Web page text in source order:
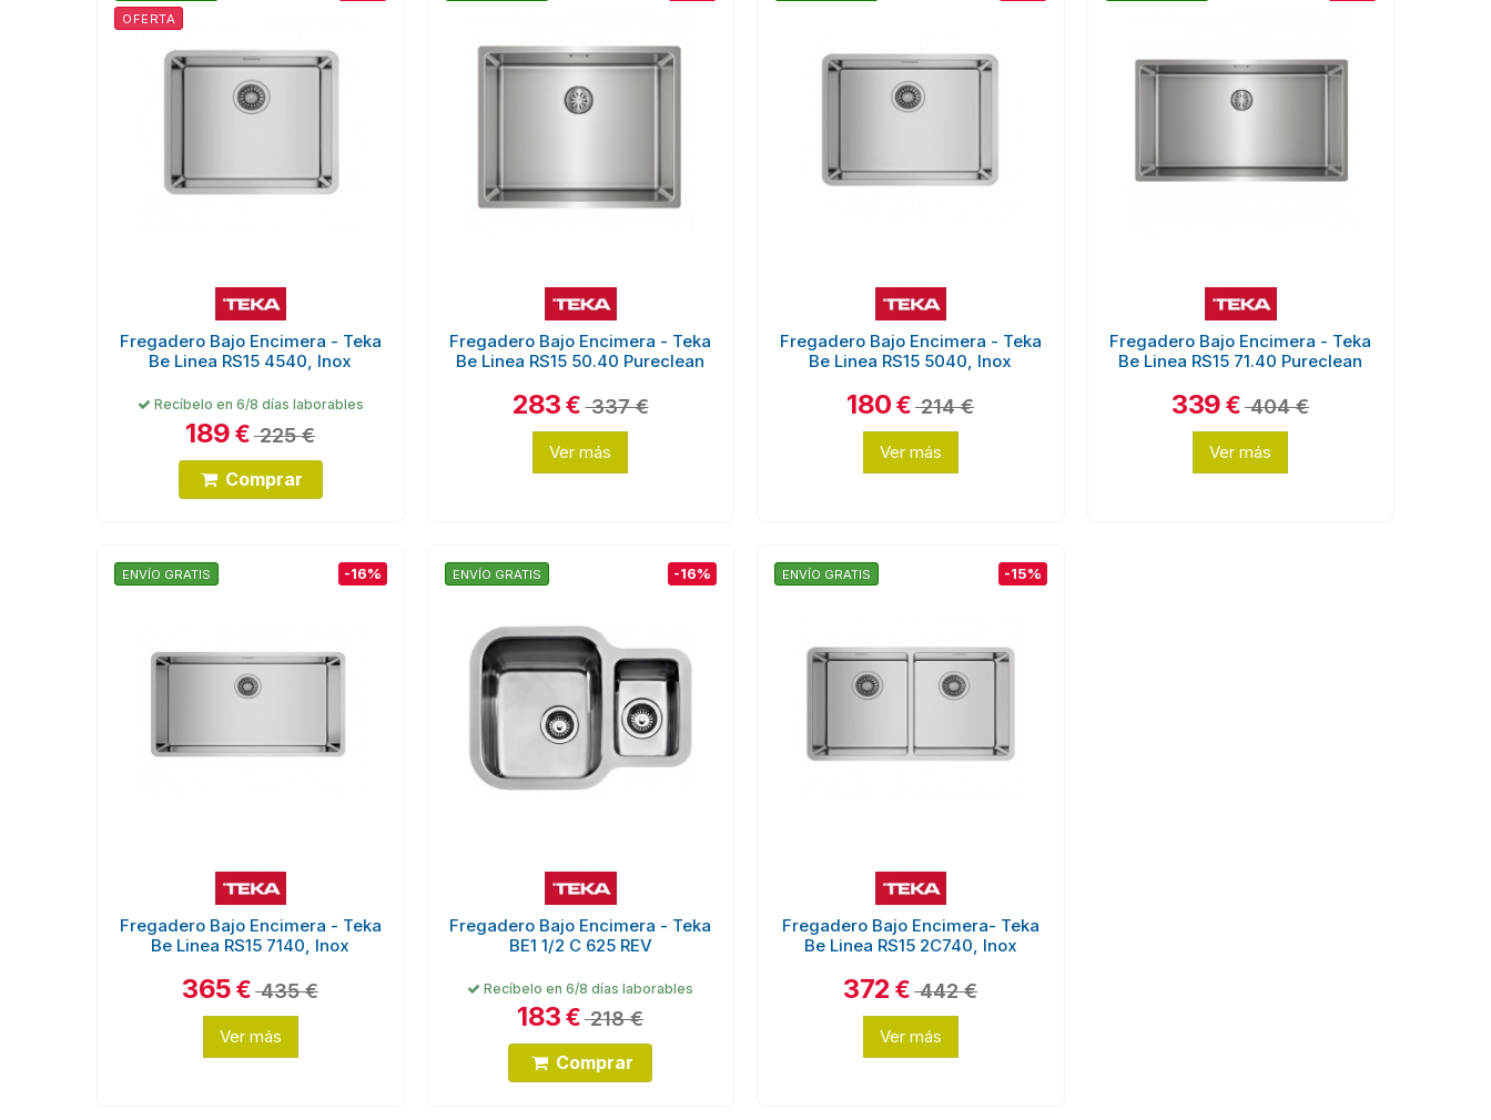
OFERTA
Fregadero Bajo Encimera - Teka
Be Linea RS15 4540, Inox
Recíbelo en 6/8 días laborables
189€225 €
Comprar
Fregadero Bajo Encimera - Teka
Be Linea RS15 50.40 Pureclean
283 € 337 €
Ver más
Fregadero Bajo Encimera - Teka
Be Linea RS15 5040, Inox
180€214 €
Ver más
Fregadero Bajo Encimera - Teka
Be Linea RS15 71.40 Pureclean
339€404 €
Ver más
ENVÍO GRATIS -16%
Fregadero Bajo Encimera - Teka
Be Linea RS15 7140, Inox
365€435 €
Ver más
ENVÍO GRATIS -16%
Fregadero Bajo Encimera - Teka
BE1 1/2 C 625 REV
Recíbelo en 6/8 días laborables
183€218 €
Comprar
ENVÍO GRATIS -15%
Fregadero Bajo Encimera- Teka
Be Linea RS15 2C740, Inox
372 €442 €
Ver más